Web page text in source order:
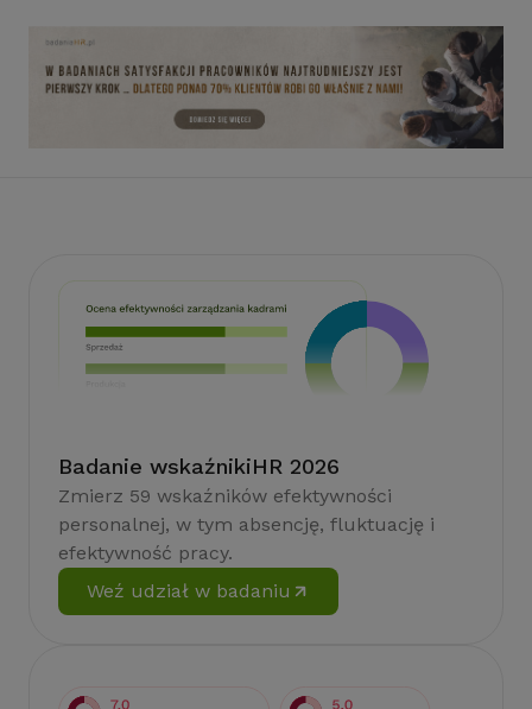
Badanie wskaźnikiHR 2026
Zmierz 59 wskaźników efektywności
personalnej, w tym absencję, fluktuację i
efektywność pracy.
Weź udział w badaniu